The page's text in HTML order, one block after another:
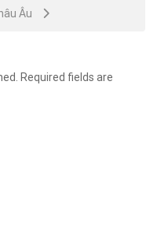
Âu
Required fields are